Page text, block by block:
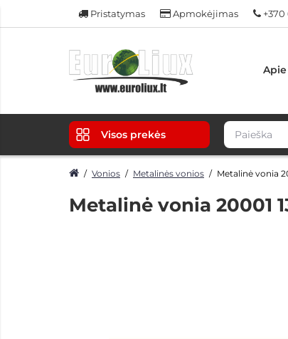
Pristatymas Apmokėjimas +370
Visos prekės
Vonios Metalinės vonios Metalinė vonia
Metalinė vonia 20001